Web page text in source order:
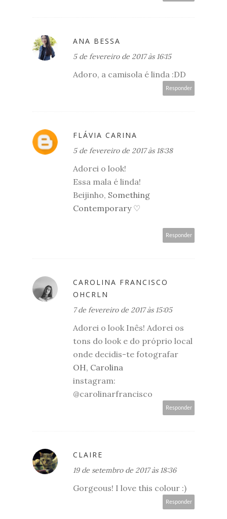
ANA BESSA
5 de fevereiro de 2017 às 16:15
Adoro, a camisola é linda :DD
Responder
FLÁVIA CARINA
5 de fevereiro de 2017 às 18:38
Adorei o look!
Essa mala é linda!
Beijinho, Something
Contemporary ♡
Responder
CAROLINA FRANCISCO
OHCRLN
7 de fevereiro de 2017 às 15:05
Adorei o look Inês! Adorei os
tons do look e do próprio local
onde decidis-te fotografar
OH, Carolina
instagram:
@carolinarfrancisco
Responder
CLAIRE
19 de setembro de 2017 às 18:36
Gorgeous! I love this colour :)
Responder